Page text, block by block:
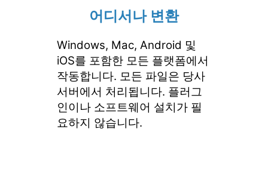
어디서나 변환
Windows, Mac, Android 및
iOS를 포함한 모든 플랫폼에서
작동합니다. 모든 파일은 당사
서버에서 처리됩니다. 플러그
인이나 소프트웨어 설치가 필
요하지 않습니다.